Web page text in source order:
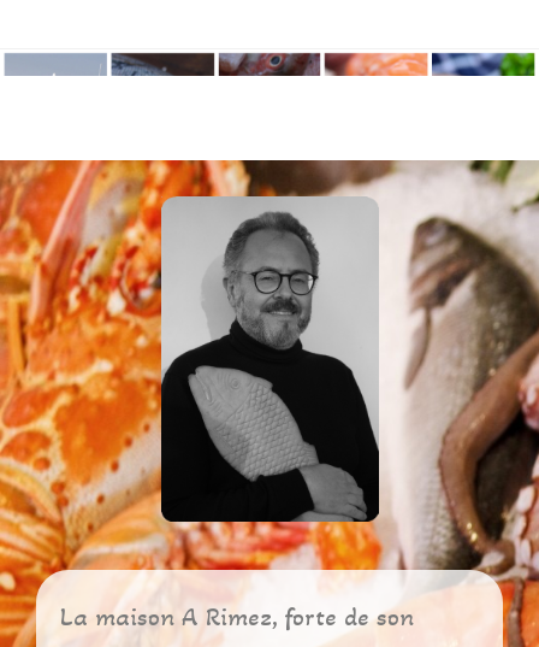
La maison A Rimez, forte de son